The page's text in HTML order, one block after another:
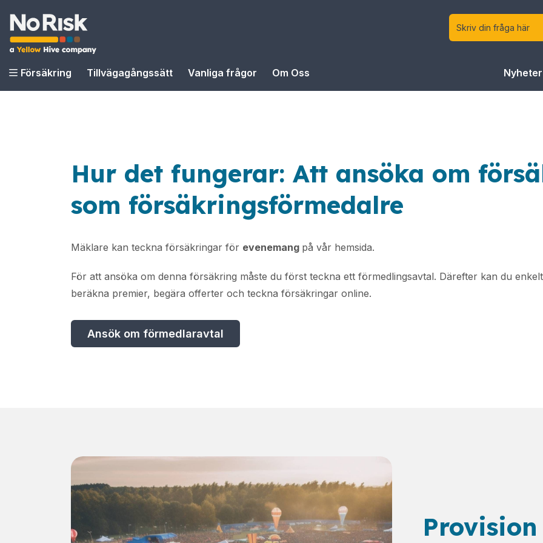
Försäkring Tillvägagångssätt Vanliga frågor Om Oss Nyheter
Hur det fungerar: Att ansöka om
som försäkringsförmedalre
Mäklare kan teckna försäkringar för evenemang på vår hemsida.
För att ansöka om denna försäkring måste du först teckna ett förmedlingsavtal. Därefter kan du
beräkna premier, begära offerter och teckna försäkringar online.
Ansök om förmedlaravtal
Provision